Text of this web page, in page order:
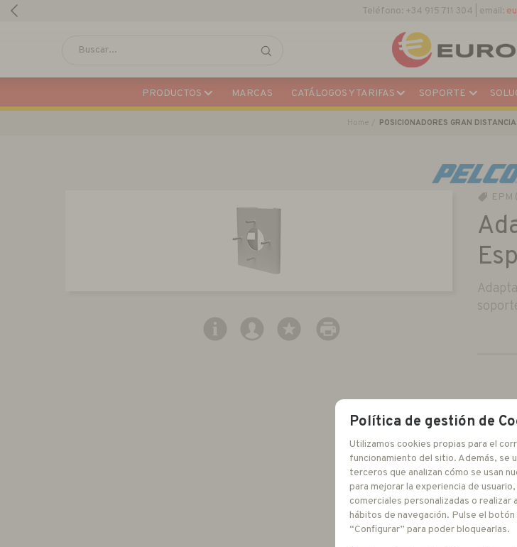
Teléfono: +34 915 711 304 | email:
PRODUCTOS MARCAS CATÁLOGOS Y TARIFAS SOPORTE
Home POSICIONADORES GRAN DISTANCIA
EPM
-
Política de gestión de
Utilizamos cookies propias para el
funcionamiento del sitio. Además, se
terceros que analizan cómo se usan
para mejorar la experiencia de
comerciales personalizadas o realizar
hábitos de navegación. Pulse el
“Configurar” para poder bloquearlas.